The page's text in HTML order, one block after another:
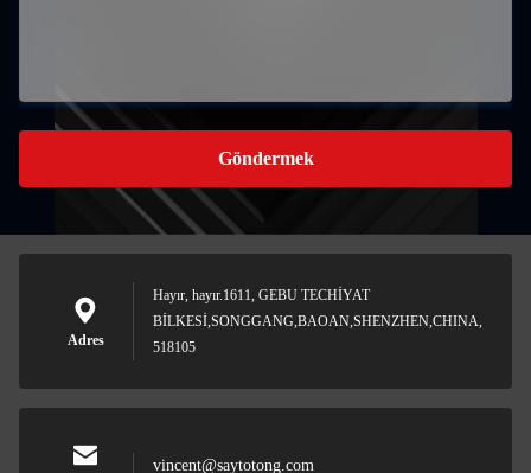
Göndermek
Adres
Hayır, hayır.1611, GEBU TECHİYAT
BİLKESİ,SONGGANG,BAOAN,SHENZHEN,CHINA,
518105
vincent@saytotong.com